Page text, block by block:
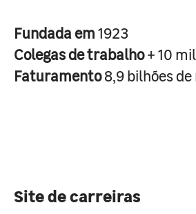
Fundada em1923
Colegas de trabalho+ 10 mil
Faturamento8,9 bilhões
Site de carreiras